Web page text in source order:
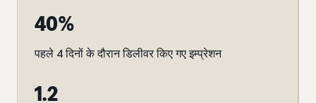
40%
पहले 4 दिनों के दौरान डिलीवर किए गए इम्प्रेशन
1.2